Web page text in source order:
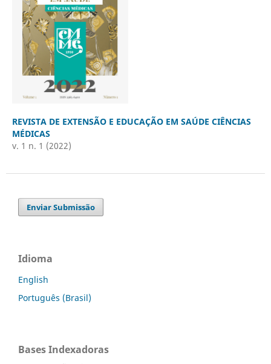
REVISTA DE EXTENSÃO E EDUCAÇÃO EM SAÚDE CIÊNCIAS
MÉDICAS
v. 1 n. 1 (2022)
Enviar Submissão
Idioma
English
Português (Brasil)
Bases Indexadoras